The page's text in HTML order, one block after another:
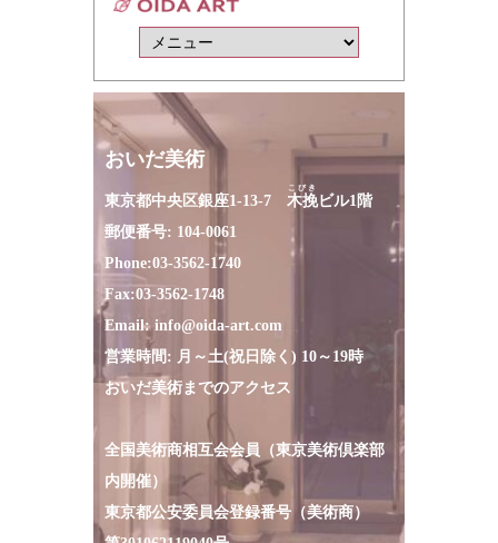
おいだ美術
東京都中央区銀座1-13-7 木挽
こびき
ビル1階
郵便番号: 104-0061
Phone:03-3562-1740
Fax:03-3562-1748
Email: info@oida-art.com
営業時間: 月～土(祝日除く) 10～19時
おいだ美術までのアクセス
全国美術商相互会会員（東京美術倶楽部
内開催）
東京都公安委員会登録番号（美術商）